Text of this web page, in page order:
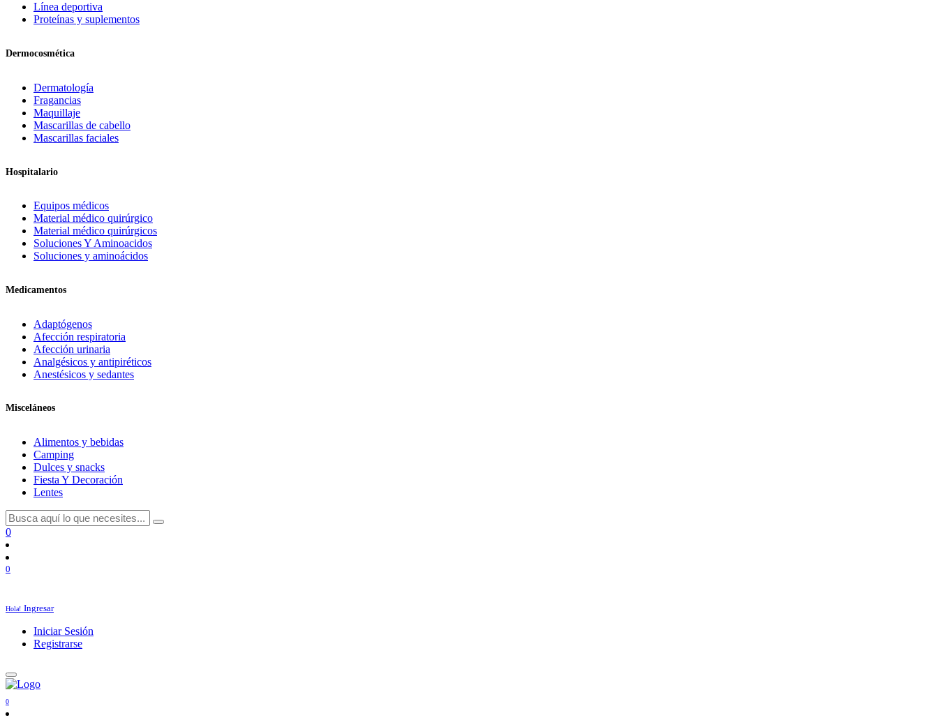
Línea deportiva
Proteínas y suplementos
Dermocosmética
Dermatología
Fragancias
Maquillaje
Mascarillas de cabello
Mascarillas faciales
Hospitalario
Equipos médicos
Material médico quirúrgico
Material médico quirúrgicos
Soluciones Y Aminoacidos
Soluciones y aminoácidos
Medicamentos
Adaptógenos
Afección respiratoria
Afección urinaria
Analgésicos y antipiréticos
Anestésicos y sedantes
Misceláneos
Alimentos y bebidas
Camping
Dulces y snacks
Fiesta Y Decoración
Lentes
0
0
Hola! Ingresar
Iniciar Sesión
Registrarse
0